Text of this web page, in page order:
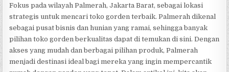
Fokus pada wilayah Palmerah, Jakarta Barat, sebagai lokasi
strategis untuk mencari toko gorden terbaik. Palmerah dikenal
sebagai pusat bisnis dan hunian yang ramai, sehingga banyak
pilihan toko gorden berkualitas dapat di temukan di sini. Dengan
akses yang mudah dan berbagai pilihan produk, Palmerah
menjadi destinasi ideal bagi mereka yang ingin mempercantik